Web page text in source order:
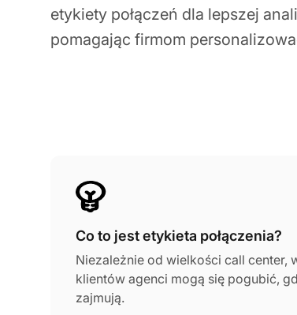
etykiety połączeń dla lepszej
pomagając firmom
Co to jest etykieta połączenia?
Niezależnie od wielkości call center,
klientów agenci mogą się pogubić,
zajmują.